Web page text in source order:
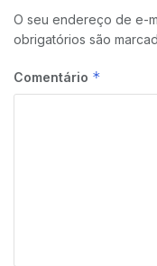
O seu endereço de e-
obrigatórios são
Comentário *